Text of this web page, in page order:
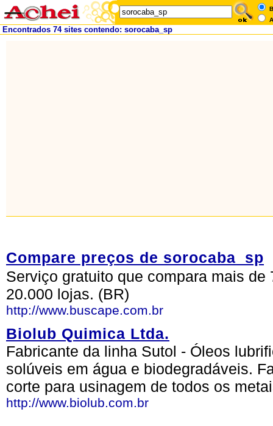
Encontrados 74 sites contendo: sorocaba_sp
Compare preços de sorocaba_sp
Serviço gratuito que compara mais
20.000 lojas. (BR)
http://www.buscape.com.br
Biolub Quimica Ltda.
Fabricante da linha Sutol - Óleos
solúveis em água e biodegradáveis.
corte para usinagem de todos os
http://www.biolub.com.br